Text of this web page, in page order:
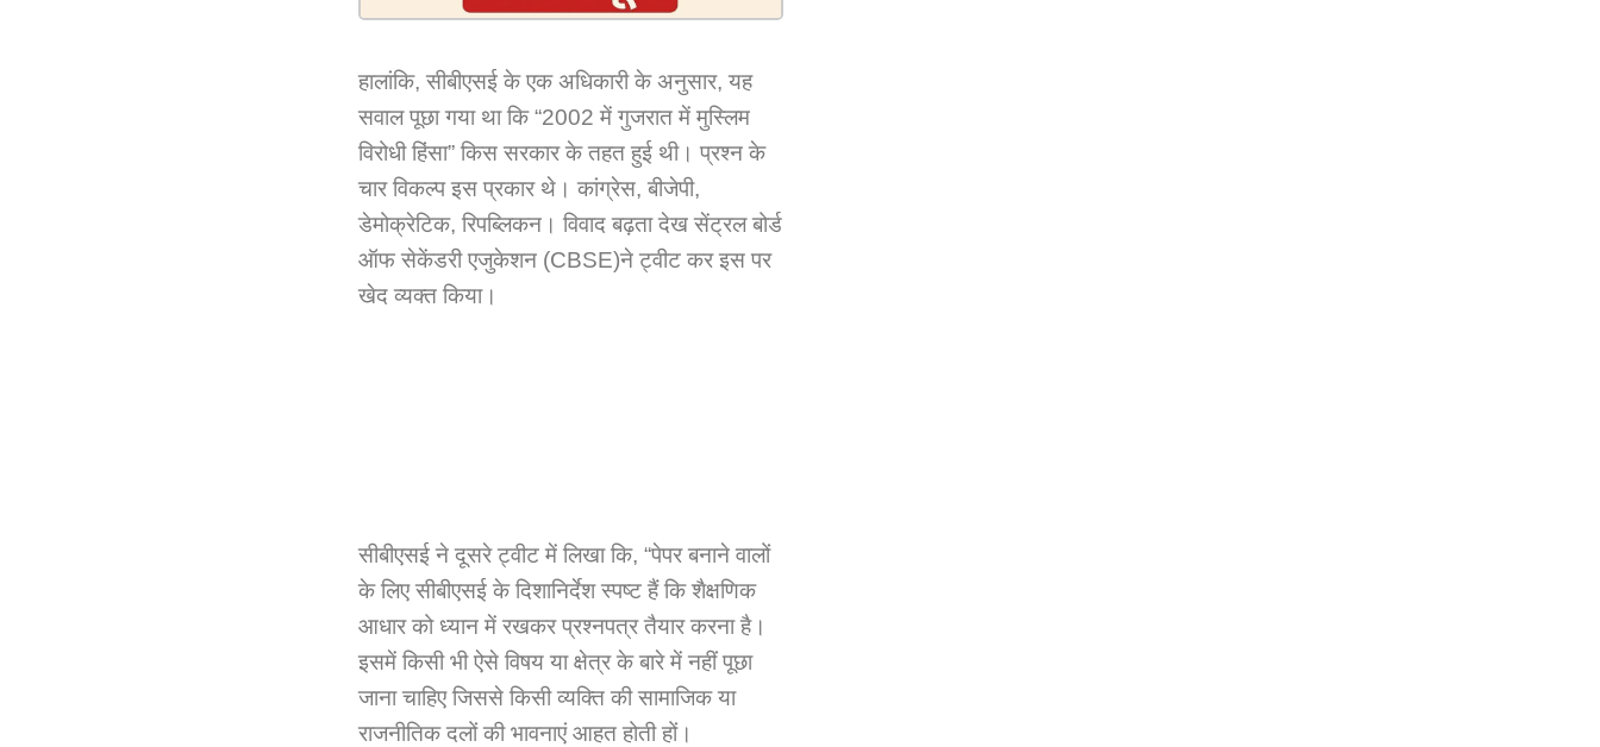
हालांकि, सीबीएसई के एक अधिकारी के अनुसार, यह
सवाल पूछा गया था कि “2002 में गुजरात में मुस्लिम
विरोधी हिंसा” किस सरकार के तहत हुई थी। प्रश्न के
चार विकल्प इस प्रकार थे। कांग्रेस, बीजेपी,
डेमोक्रेटिक, रिपब्लिकन। विवाद बढ़ता देख सेंट्रल बोर्ड
ऑफ सेकेंडरी एजुकेशन (CBSE)ने ट्वीट कर इस पर
खेद व्यक्त किया।
सीबीएसई ने दूसरे ट्वीट में लिखा कि, “पेपर बनाने वालों
के लिए सीबीएसई के दिशानिर्देश स्पष्ट हैं कि शैक्षणिक
आधार को ध्यान में रखकर प्रश्नपत्र तैयार करना है।
इसमें किसी भी ऐसे विषय या क्षेत्र के बारे में नहीं पूछा
जाना चाहिए जिससे किसी व्यक्ति की सामाजिक या
राजनीतिक दलों की भावनाएं आहत होती हों।